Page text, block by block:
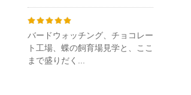
バードウォッチング、チョコレー
ト工場、蝶の飼育場見学と、ここ
まで盛りだく...